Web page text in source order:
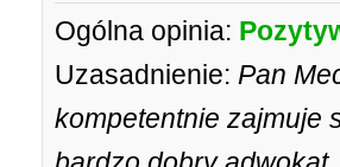
Ogólna opinia:
Uzasadnienie: Pan
kompetentnie zajmuje